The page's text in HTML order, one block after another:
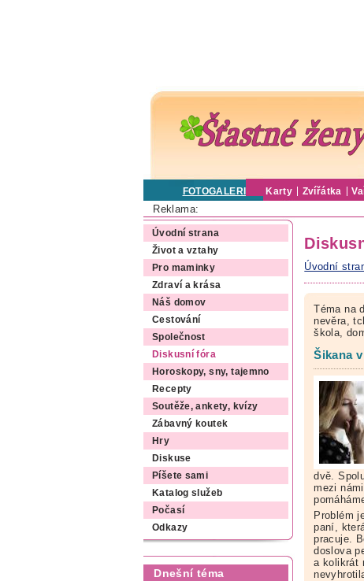
FOTOGALERIE Karty Zvířátka
Reklama:
Úvodní strana
Život a vztahy
Pro maminky
Zdraví a krása
Náš domov
Cestování
Společnost
Diskusní fóra
Horoskopy, sny, tajemno
Recepty
Soutěže, ankety, kvízy
Zábavný koutek
Hry
Diskuse
Píšete sami
Katalog služeb
Počasí
Odkazy
Dnešní téma
Úvodní
Téma na
nevěra,
škola,
Šikana
dvě.
mezi
Problém
paní,
pracuje.
doslova
a kolikrát